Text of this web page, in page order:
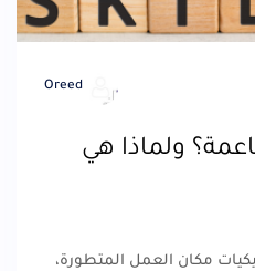
Oreed
ولماذا هي
مكان العمل المتطورة،